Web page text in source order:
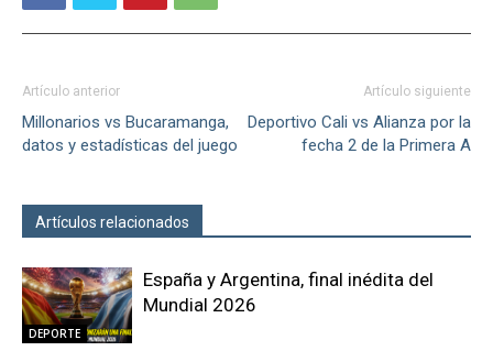
Artículo anterior
Millonarios vs Bucaramanga,
datos y estadísticas del juego
Artículo siguiente
Deportivo Cali vs Alianza por la
fecha 2 de la Primera A
Artículos relacionados
DEPORTE
España y Argentina, final inédita del
Mundial 2026